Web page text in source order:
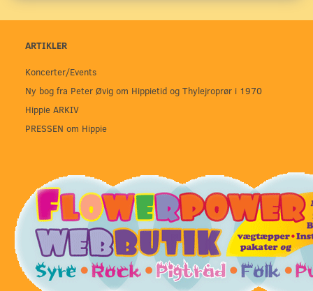
ARTIKLER
Koncerter/Events
Ny bog fra Peter Øvig om Hippietid og Thylejroprør i 1970
Hippie ARKIV
PRESSEN om Hippie